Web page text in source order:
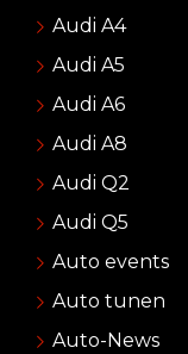
Audi A4
Audi A5
Audi A6
Audi A8
Audi Q2
Audi Q5
Auto events
Auto tunen
Auto-News